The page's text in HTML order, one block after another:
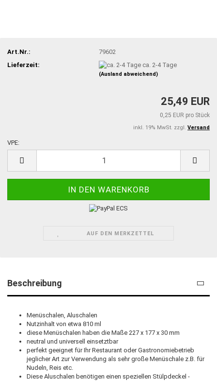
Art.Nr.:
79602
Lieferzeit:
ca. 2-4 Tage
(Ausland abweichend)
25,49 EUR
0,25 EUR pro Stück
inkl. 19% MwSt. zzgl. Versand
VPE:
AUF DEN MERKZETTEL
Beschreibung
Menüschalen, Aluschalen
Nutzinhalt von etwa 810 ml
diese Menüschalen haben die Maße 227 x 177 x 30 mm
neutral und universell einsetztbar
perfekt geeignet für Ihr Restaurant oder Gastronomiebetrieb
jeglicher Art zur Verwendung als sehr große Menüschale z.B. für
Nudeln, Reis etc.
Diese Aluschalen benötigen einen speziellen Stülpdeckel -